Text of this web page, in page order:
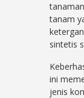
tanam
sintetis
ini
jenis